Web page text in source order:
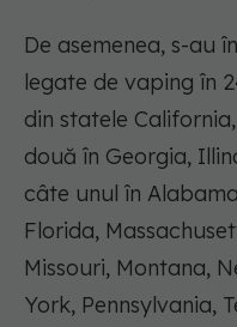
De asemenea, s-au
legate de vaping în
din statele
două în Georgia,
câte unul în
Florida,
Missouri, Montana,
York, Pennsylvania,